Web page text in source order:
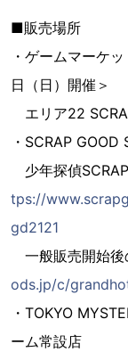
■販売場所
・ゲームマーケ
日（日）開催＞
エリア22
・SCRAP GOOD
少年探偵
tps://
gd2121
一般販売開始後
ods.jp/c/
・TOKYO
ーム常設店